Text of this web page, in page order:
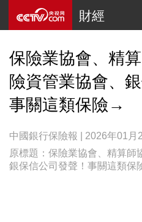
財經
保險業協會、精
險資管業協會、
事關這類保險→
中國銀行保險報 | 2026年01月
原標題：保險業協會、精算師
銀保信公司發聲！事關這類保